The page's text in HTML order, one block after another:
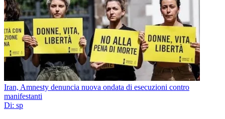
Iran, Amnesty denuncia nuova ondata di esecuzioni contro
manifestanti
Di: sp